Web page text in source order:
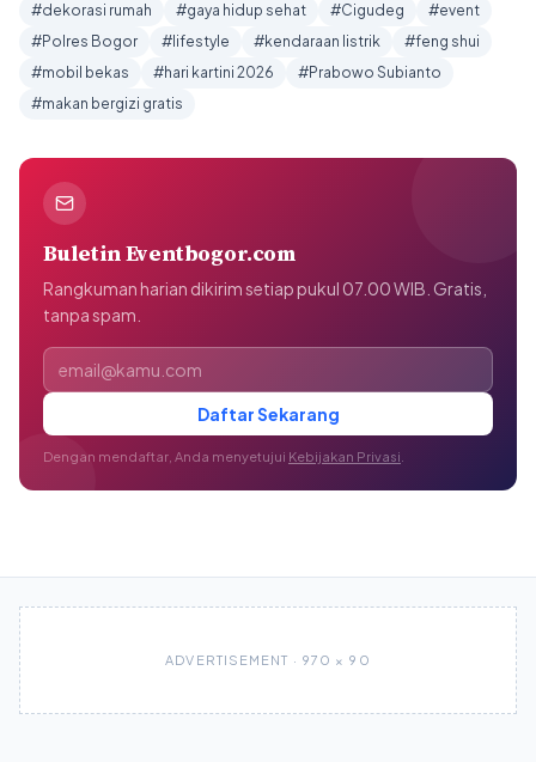
#dekorasi rumah
#gaya hidup sehat #Cigudeg
#event
#Polres Bogor
#lifestyle #kendaraan listrik
#feng shui
#mobil bekas
#hari kartini 2026
#Prabowo Subianto
#makan bergizi gratis
Buletin Eventbogor.com
Rangkuman harian dikirim setiap pukul 07.00 WIB. Gratis,
tanpa spam.
Alamat email
Daftar Sekarang
Dengan mendaftar, Anda menyetujui Kebijakan Privasi
ADVERTISEMENT · 970 × 90